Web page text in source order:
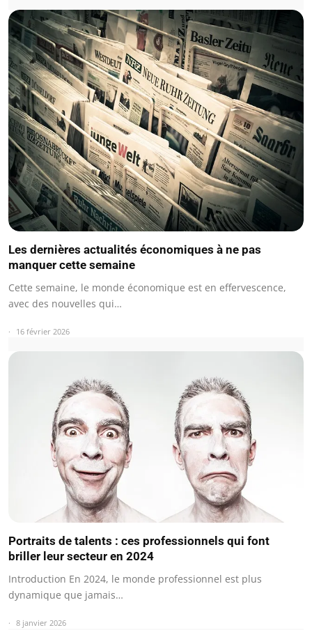
Les dernières actualités économiques à ne pas
manquer cette semaine
Cette semaine, le monde économique est en effervescence,
avec des nouvelles qui…
16 février 2026
Portraits de talents : ces professionnels qui font
briller leur secteur en 2024
Introduction En 2024, le monde professionnel est plus
dynamique que jamais…
8 janvier 2026